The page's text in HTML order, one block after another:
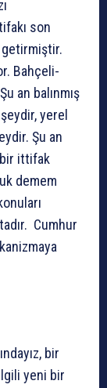
son
getirmiştir.
Bahçeli-
an balınmış
yerel
Şu an
bir ittifak
demem
Cumhur
bir
yeni bir